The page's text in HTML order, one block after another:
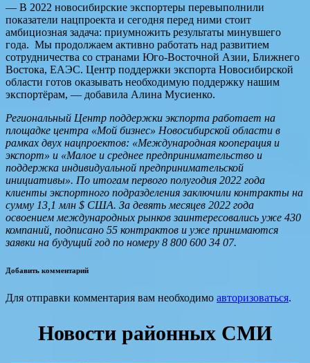
— В 2022 новосибирские экспортеры перевыполнили
показатели нацпроекта и сегодня перед ними стоит
амбициозная задача: приумножить результаты минувшего
года. Мы продолжаем активно работать над развитием
сотрудничества со странами Юго-Восточной Азии, Ближнего
Востока, ЕАЭС. Центр поддержки экспорта Новосибирской
области готов оказывать необходимую поддержку нашим
экспортёрам, — добавила Алина Мусиенко.
Региональный Центр поддержки экспорта работает на
площадке центра «Мой бизнес» Новосибирской области в
рамках двух нацпроектов: «Международная кооперация и
экспорт» и «Малое и среднее предпринимательство и
поддержка индивидуальной предпринимательской
инициативы». По итогам первого полугодия 2022 года
клиенты экспортного подразделения заключили контракты на
сумму 13,1 млн $ США. За девять месяцев 2022 года
освоением международных рынков заинтересовались уже 430
компаний, подписано 55 контрактов и уже принимаются
заявки на будущий год по номеру 8 800 600 34 07.
Добавить комментарий
Для отправки комментария вам необходимо авторизоваться.